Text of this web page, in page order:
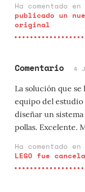
Ha comentado
publicado un
original
Comentario 4
La solución que
equipo del estudio
diseñar un
pollas. Excelente.
Ha comentado
LEGO fue